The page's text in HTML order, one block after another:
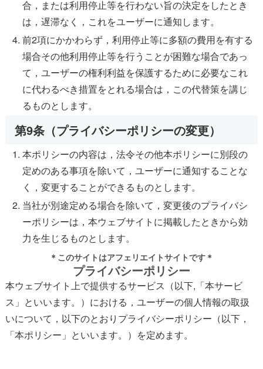
合，または利用停止等を行わない旨の決定をしたとき
は，遅滞なく，これをユーザーに通知します。
前2項にかかわらず，利用停止等に多額の費用を有する
場合その他利用停止等を行うことが困難な場合であっ
て，ユーザーの権利利益を保護するために必要なこれ
に代わるべき措置をとれる場合は，この代替策を講じ
るものとします。
第9条（プライバシーポリシーの変更）
本ポリシーの内容は，法令その他本ポリシーに別段の
定めのある事項を除いて，ユーザーに通知することな
く，変更することができるものとします。
当社が別途定める場合を除いて，変更後のプライバシ
ーポリシーは，本ウェブサイトに掲載したときから効
力を生じるものとします。
＊このサイトはアフェリエイトサイトです＊
プライバシーポリシー
本ウェブサイト上で提供するサービス（以下,「本サービ
ス」といいます。）における，ユーザーの個人情報の取扱
いについて，以下のとおりプライバシーポリシー（以下，
「本ポリシー」といいます。）を定めます。